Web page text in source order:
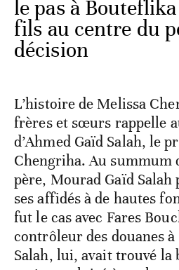
le pas à
fils au centre du
décision
L’histoire de Melissa
frères et sœurs rappelle
d’Ahmed Gaïd Salah, le
Chengriha. Au summum
père, Mourad Gaïd
ses affidés à de hautes
fut le cas avec Fares
contrôleur des douanes
Salah, lui, avait trouvé la